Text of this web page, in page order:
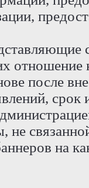
отношение
после
на